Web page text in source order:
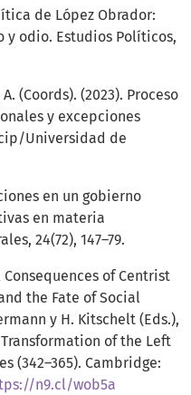
de López Obrador:
odio. Estudios Políticos,
(Coords). (2023). Proceso
y excepciones
Universidad de
en un gobierno
en materia
24(72), 147–79.
of Centrist
the Fate of Social
y H. Kitschelt (Eds.),
of the Left
(342–365). Cambridge:
n9.cl/wob5a